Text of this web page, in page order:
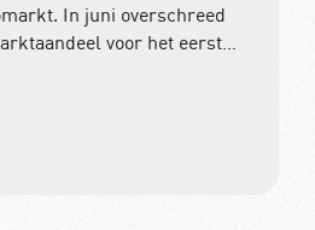
In juni overschreed
voor het eerst…